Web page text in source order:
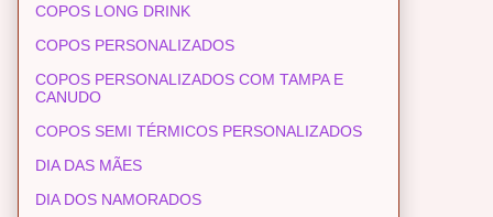
COPOS LONG DRINK
COPOS PERSONALIZADOS
COPOS PERSONALIZADOS COM TAMPA E
CANUDO
COPOS SEMI TÉRMICOS PERSONALIZADOS
DIA DAS MÃES
DIA DOS NAMORADOS